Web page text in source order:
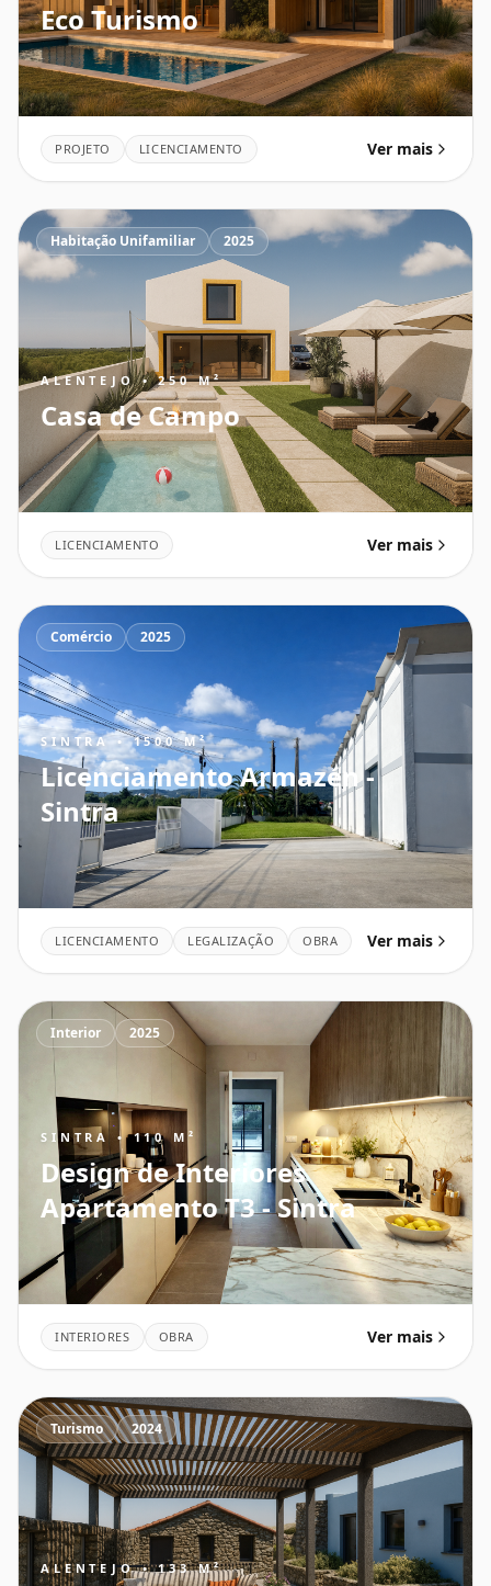
Eco Turismo
PROJETO LICENCIAMENTO Ver mais
Habitação Unifamiliar 2025
ALENTEJO • 250 M²
Casa de Campo
LICENCIAMENTO Ver mais
Comércio 2025
SINTRA • 1500 M²
Licenciamento Armazén -
Sintra
LICENCIAMENTO LEGALIZAÇÃO OBRA Ver mais
Interior 2025
SINTRA • 110 M²
Design de Interiores
Apartamento T3 - Sintra
INTERIORES OBRA Ver mais
Turismo 2024
ALENTEJO • 133 M²